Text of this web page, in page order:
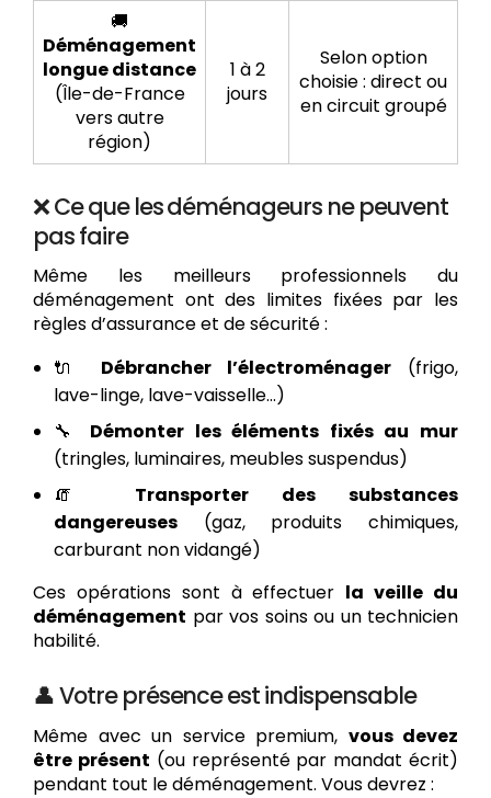
🚚
Déménagement
longue distance
(Île-de-France
vers autre
région)
1 à 2
jours
Selon option
choisie : direct ou
en circuit groupé
❌ Ce que les déménageurs ne peuvent
pas faire
Même les meilleurs professionnels du
déménagement ont des limites fixées par les
règles d’assurance et de sécurité :
🔌 Débrancher l’électroménager(frigo,
lave-linge, lave-vaisselle...)
🔧 Démonter les éléments fixés au mur
(tringles, luminaires, meubles suspendus)
🧯 Transporter des substances
dangereuses (gaz, produits chimiques,
carburant non vidangé)
Ces opérations sont à effectuer la veille du
déménagement par vos soins ou un technicien
habilité.
👤 Votre présence est indispensable
Même avec un service premium, vous devez
être présent (ou représenté par mandat écrit)
pendant tout le déménagement. Vous devrez :